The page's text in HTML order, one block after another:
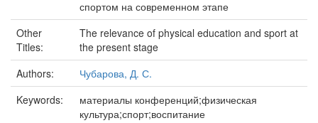
спортом на современном этапе
Other
Titles:
The relevance of physical education and sport at
the present stage
Authors:
Чубарова, Д. С.
Keywords:
материалы конференций;физическая
культура;спорт;воспитание